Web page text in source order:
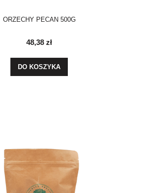
ORZECHY PECAN 500G
48,38 zł
DO KOSZYKA